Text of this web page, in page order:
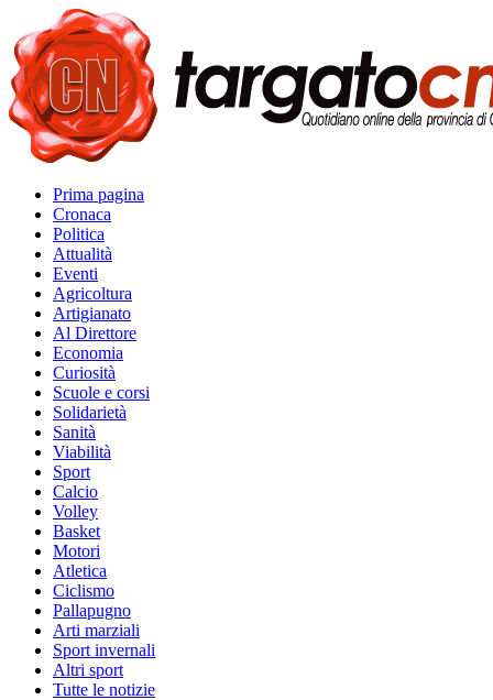
Prima pagina
Cronaca
Politica
Attualità
Eventi
Agricoltura
Artigianato
Al Direttore
Economia
Curiosità
Scuole e corsi
Solidarietà
Sanità
Viabilità
Sport
Calcio
Volley
Basket
Motori
Atletica
Ciclismo
Pallapugno
Arti marziali
Sport invernali
Altri sport
Tutte le notizie